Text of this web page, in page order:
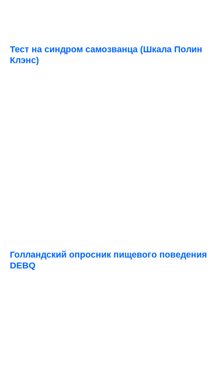
Тест на синдром самозванца (Шкала Полин
Клэнс)
Голландский опросник пищевого поведения
DEBQ